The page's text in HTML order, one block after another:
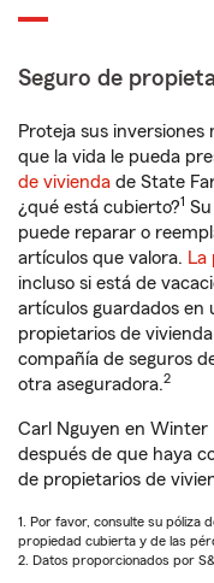
Seguro de
Proteja sus
que la vida le pueda
de vivienda de State
¿qué está cubierto?1
puede reparar o
artículos que valora. La
incluso si está de
artículos guardados en
propietarios de
compañía de seguros
otra aseguradora.2
Carl Nguyen en Winter
después de que haya
de propietarios de
1. Por favor, consulte su póliza
propiedad cubierta y de las
2. Datos proporcionados por